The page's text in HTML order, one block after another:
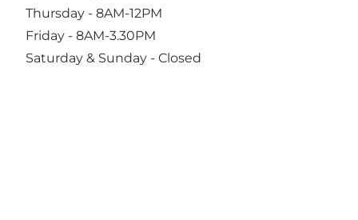
Thursday - 8AM-12PM
Friday - 8AM-3.30PM
Saturday & Sunday - Closed